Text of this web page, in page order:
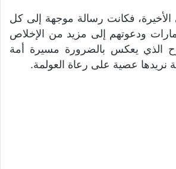
الأخيرة، فكانت رسالة موجهة إلى كل
ودعوتهم إلى مزيد من الإخلاص
الذي يعكس بالضرورة مسيرة أمة
نريدها عصية على رعاة العولمة.‬‫